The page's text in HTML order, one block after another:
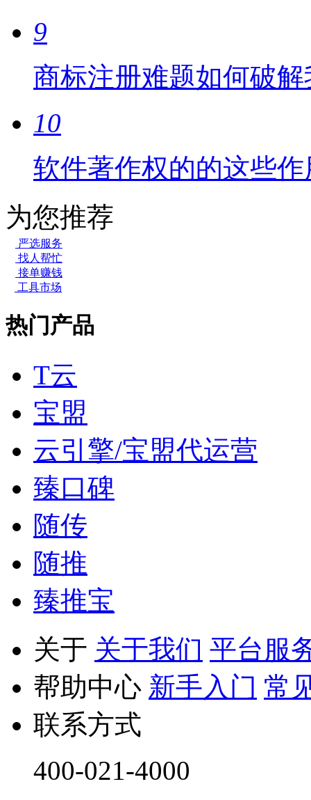
9
商标注册难题如何破
10
软件著作权的的这些
为您推荐
严选服务
找人帮忙
接单赚钱
工具市场
热门产品
T云
宝盟
云引擎/宝盟代运营
臻口碑
随传
随推
臻推宝
关于 关于我们 平台服
帮助中心 新手入门 常
联系方式
400-021-4000